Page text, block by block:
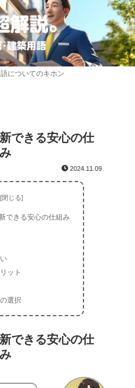
についてのキホン
できる安心の仕
2024.11.09
できる安心の仕組み
ット
選択
できる安心の仕